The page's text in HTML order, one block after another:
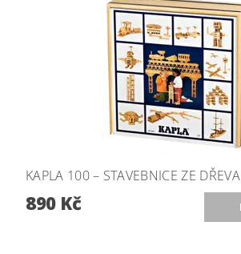
KAPLA 100 – STAVEBNICE ZE DŘEVA
890 Kč